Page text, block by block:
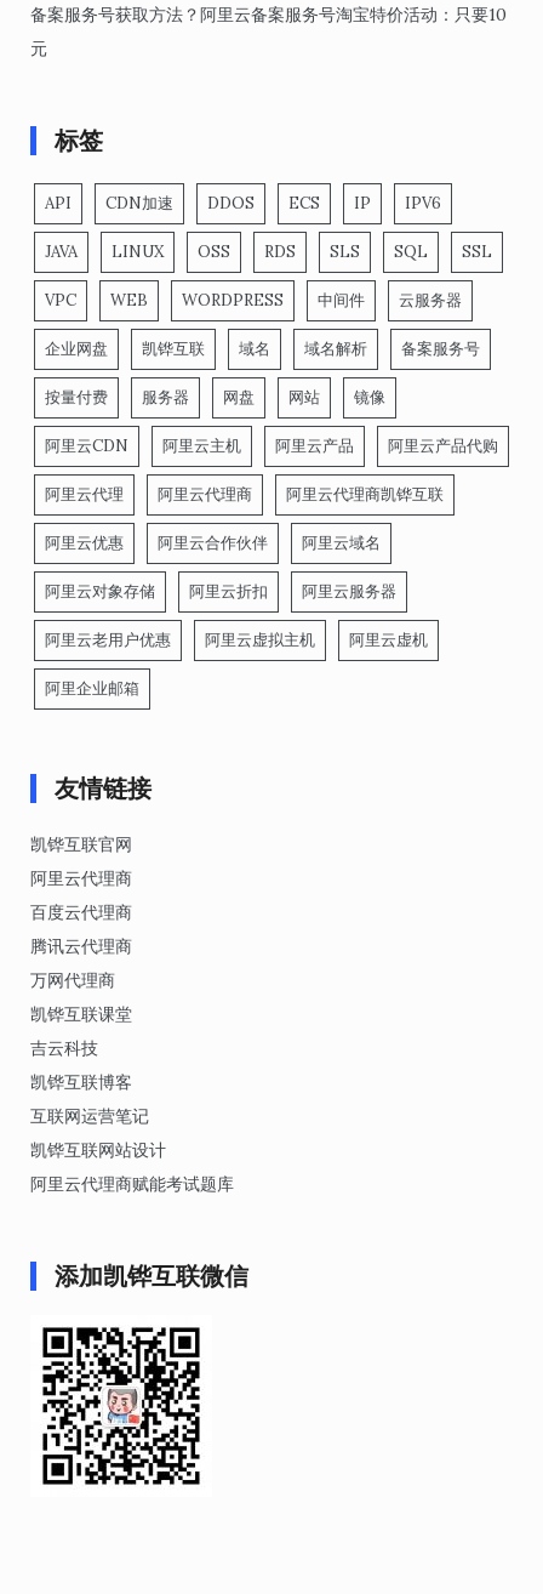
备案服务号获取方法？阿里云备案服务号淘宝特价活动：只要10
元
标签
API CDN加速 DDOS ECS IP IPV6
JAVA LINUX OSS RDS SLS SQL SSL
VPC WEB WORDPRESS 中间件 云服务器
企业网盘 凯铧互联 域名 域名解析 备案服务号
按量付费 服务器 网盘 网站 镜像
阿里云CDN 阿里云主机 阿里云产品 阿里云产品代购
阿里云代理 阿里云代理商 阿里云代理商凯铧互联
阿里云优惠 阿里云合作伙伴 阿里云域名
阿里云对象存储 阿里云折扣 阿里云服务器
阿里云老用户优惠 阿里云虚拟主机 阿里云虚机
阿里企业邮箱
友情链接
凯铧互联官网
阿里云代理商
百度云代理商
腾讯云代理商
万网代理商
凯铧互联课堂
吉云科技
凯铧互联博客
互联网运营笔记
凯铧互联网站设计
阿里云代理商赋能考试题库
添加凯铧互联微信